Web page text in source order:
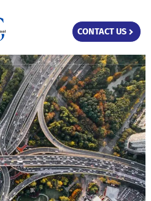
CONTACT US